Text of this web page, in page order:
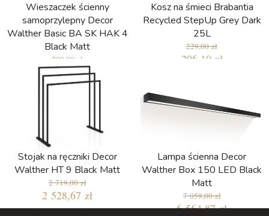
Wieszaczek ścienny
samoprzylepny Decor
Walther Basic BA SK HAK 4
Black Matt
209,00 zł
194,37 zł
Kosz na śmieci Brabantia
Recycled StepUp Grey Dark
25L
229,00 zł
206,10 zł
Stojak na ręczniki Decor
Walther HT 9 Black Matt
2 719,00 zł
2 528,67 zł
Lampa ścienna Decor
Walther Box 150 LED Black
Matt
7 059,00 zł
6 564,87 zł